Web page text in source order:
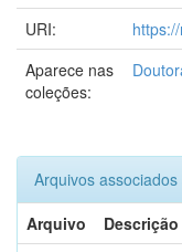
URI:
Aparece nas
coleções:
Arquivos
Arquivo
Descrição